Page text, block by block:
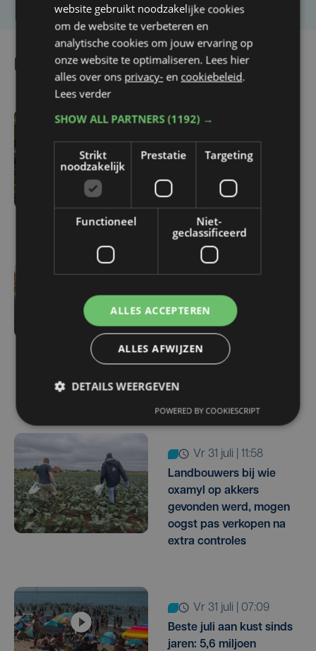
Lees ook
Droogte treft
sommige percelen
verliezen we tot de helft
van de opbrengst"
Herstel lek in
waterbassin Ardo start
pas na de zomer:
"landbouwers kunnen
goed gebruiken"
vr 31 juli | 11:58
Landbouwers bij wie
oxamyl op akkers
gevonden werd, mogen
oogst pas verkopen na
extra controles
vr 31 juli | 07:09
Beste juli aan kust sinds
jaren: 5,6 miljoen
website gebruikt noodzakelijke cookies
om de website te verbeteren en
analytische cookies om jouw ervaring op
onze website te optimaliseren. Lees hier
alles over ons privacy- en cookiebeleid.
Lees verder
SHOW ALL PARTNERS(1192) →
Strikt
noodzakelijk
Prestatie Targeting
Functioneel
Niet-
geclassificeerd
ALLES ACCEPTEREN
ALLES AFWIJZEN
DETAILS WEERGEVEN
POWERED BY COOKIESCRIPT